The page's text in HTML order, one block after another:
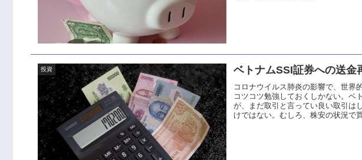
投資 ベトナムSSI証券への送金
コロナウイルス肺炎の影響で、世界
コツコツ勉強しておくしかない。ベ
が、まだ取引と言ってい良い取引は
けではない。むしろ、株安の状況で